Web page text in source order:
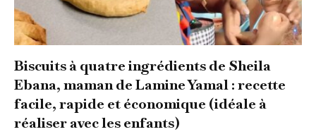
Biscuits à quatre ingrédients de Sheila
Ebana, maman de Lamine Yamal : recette
facile, rapide et économique (idéale à
réaliser avec les enfants)